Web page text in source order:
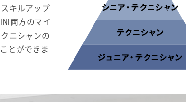
キルアップ
両方のマイ
ニシャンの
とができま